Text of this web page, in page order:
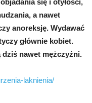
się i otyłości,
a nawet
anoreksję. Wydawać
głównie kobiet.
nawet mężczyźni.
laknienia/